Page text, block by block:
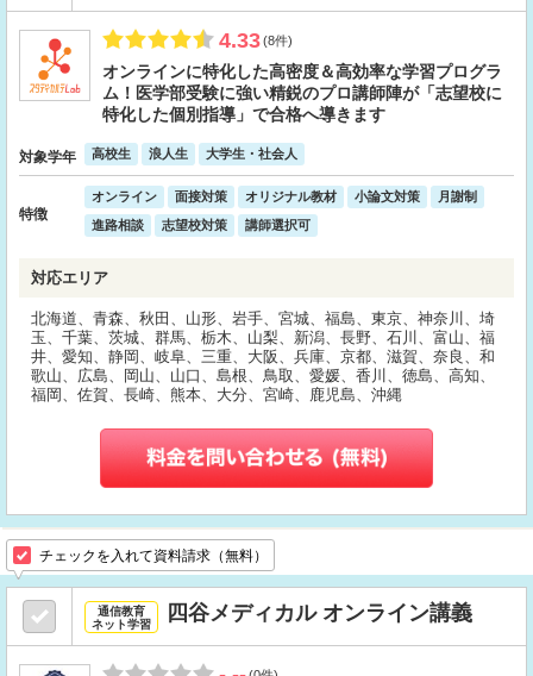
4.33(8件)
オンラインに特化した高密度＆高効率な学習プログラ
ム！医学部受験に強い精鋭のプロ講師陣が「志望校に
特化した個別指導」で合格へ導きます
対象学年 高校生 浪人生 大学生・社会人
特徴
オンライン 面接対策 オリジナル教材 小論文対策
月謝制
進路相談
志望校対策 講師選択可
対応エリア
北海道、青森、秋田、山形、岩手、宮城、福島、東京、神奈川、埼
玉、千葉、茨城、群馬、栃木、山梨、新潟、長野、石川、富山、福
井、愛知、静岡、岐阜、三重、大阪、兵庫、京都、滋賀、奈良、和
歌山、広島、岡山、山口、島根、鳥取、愛媛、香川、徳島、高知、
福岡、佐賀、長崎、熊本、大分、宮崎、鹿児島、沖縄
チェックを入れて資料請求（無料）
通信教育
ネット学習
四谷メディカル オンライン講義